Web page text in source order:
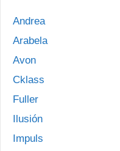
Andrea
Arabela
Avon
Cklass
Fuller
Ilusión
Impuls